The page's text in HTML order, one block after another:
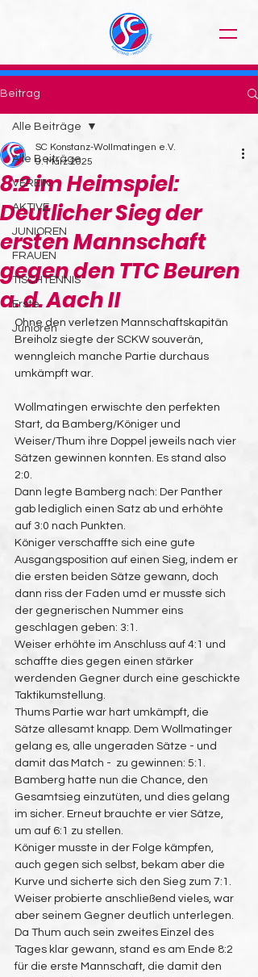
Beitrag
Alle Beiträge
VEREIN
AKTIVE
JUNIOREN
FRAUEN
TISCHTENNIS
Erste
Junioren
Alle Beiträge
8:2 im Heimspiel:
Deutlicher Sieg der
ersten Mannschaft
gegen den TTC Beuren
a. d. Aach II
SC Konstanz-Wollmatingen e.V.
9. März 2025
Ohne den verletzen Mannschaftskapitän
Breiholz siegte der SCKW souverän,
wenngleich manche Partie durchaus
umkämpft war.
Wollmatingen erwischte den perfekten
Start, da Bamberg/Königer und
Weiser/Thum ihre Doppel jeweils nach vier
Sätzen gewinnen konnten. Es stand also
2:0.
Dann legte Bamberg nach: Der Panther
gab lediglich einen Satz ab und erhöhte
auf 3:0 nach Punkten.
Königer verschaffte sich eine gute
Ausgangsposition auf einen Sieg, indem er
die ersten beiden Sätze gewann, doch
dann riss der Faden umd er musste sich
der gegnerischen Nummer eins
geschlagen geben: 3:1.
Weiser erhöhte im Anschluss auf 4:1 und
schaffte dies gegen einen stärker
werdenden Gegner durch eine geschickte
Taktikumstellung.
Thums Partie war hart umkämpft, die
Sätze allesamt knapp. Dem Wollmatinger
gelang es, alle ungeraden Sätze - und
damit das Match -  zu gewinnen: 5:1.
Bamberg hatte nun die Chance, den
Gesamtsieg einzutüten, und dies gelang
im sicher. Erneut brauchte er vier Sätze,
um auf 6:1 zu stellen.
Königer musste in der Folge kämpfen,
auch gegen sich selbst, bekam aber die
Kurve und sicherte sich den Sieg zum 7:1.
Weiser probierte anschließend vieles, war
aber seinem Gegner deutlich unterlegen.
Da Thum auch sein zweites Einzel des
Tages klar gewann, stand es am Ende 8:2
für die erste Mannschaft, die damit den